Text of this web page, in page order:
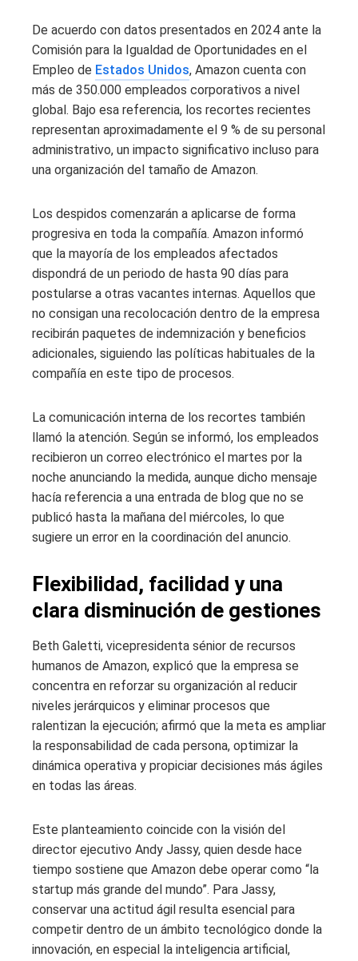
De acuerdo con datos presentados en 2024 ante la
Comisión para la Igualdad de Oportunidades en el
Empleo de Estados Unidos, Amazon cuenta con
más de 350.000 empleados corporativos a nivel
global. Bajo esa referencia, los recortes recientes
representan aproximadamente el 9 % de su personal
administrativo, un impacto significativo incluso para
una organización del tamaño de Amazon.
Los despidos comenzarán a aplicarse de forma
progresiva en toda la compañía. Amazon informó
que la mayoría de los empleados afectados
dispondrá de un periodo de hasta 90 días para
postularse a otras vacantes internas. Aquellos que
no consigan una recolocación dentro de la empresa
recibirán paquetes de indemnización y beneficios
adicionales, siguiendo las políticas habituales de la
compañía en este tipo de procesos.
La comunicación interna de los recortes también
llamó la atención. Según se informó, los empleados
recibieron un correo electrónico el martes por la
noche anunciando la medida, aunque dicho mensaje
hacía referencia a una entrada de blog que no se
publicó hasta la mañana del miércoles, lo que
sugiere un error en la coordinación del anuncio.
Flexibilidad, facilidad y una
clara disminución de gestiones
Beth Galetti, vicepresidenta sénior de recursos
humanos de Amazon, explicó que la empresa se
concentra en reforzar su organización al reducir
niveles jerárquicos y eliminar procesos que
ralentizan la ejecución; afirmó que la meta es ampliar
la responsabilidad de cada persona, optimizar la
dinámica operativa y propiciar decisiones más ágiles
en todas las áreas.
Este planteamiento coincide con la visión del
director ejecutivo Andy Jassy, quien desde hace
tiempo sostiene que Amazon debe operar como “la
startup más grande del mundo”. Para Jassy,
conservar una actitud ágil resulta esencial para
competir dentro de un ámbito tecnológico donde la
innovación, en especial la inteligencia artificial,